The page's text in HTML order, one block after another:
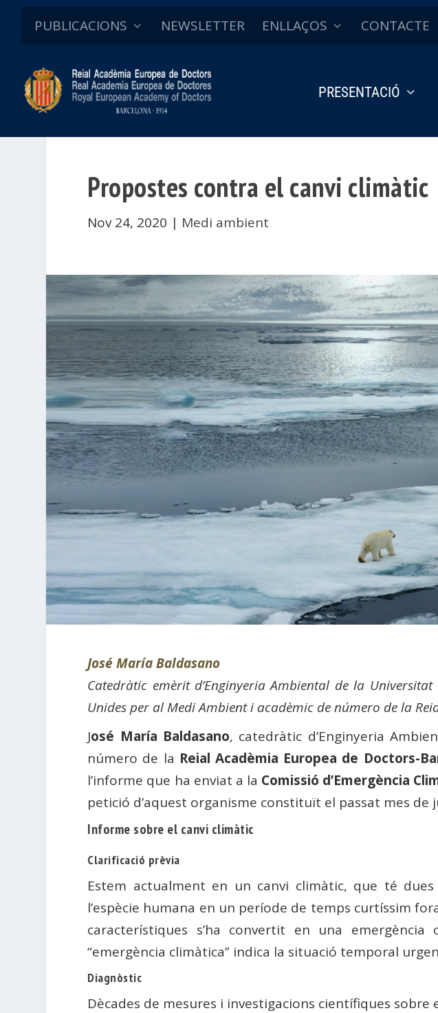
PUBLICACIONS NEWSLETTER ENLLAÇOS CONTACTE
PRESENTACIÓ
Propostes contra el canvi climàtic
Nov 24, 2020 | Medi ambient
José María Baldasano
Catedràtic emèrit d’Enginyeria Ambiental de la
Unides per al Medi Ambient i acadèmic de número de la
José María Baldasano, catedràtic d’Enginyeria
número de la Reial Acadèmia Europea de Doctors-
l’informe que ha enviat a la Comissió d’Emergència
petició d’aquest organisme constituït el passat mes de
Informe sobre el canvi climàtic
Clarificació prèvia
Estem actualment en un canvi climàtic, que té
l’espècie humana en un període de temps curtíssim
característiques s’ha convertit en una
“emergència climàtica” indica la situació temporal
Diagnòstic
Dècades de mesures i investigacions científiques